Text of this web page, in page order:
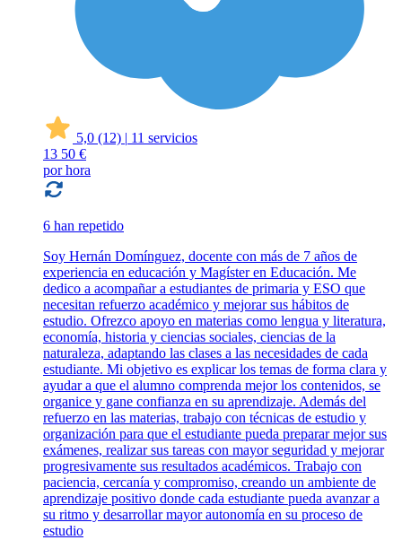
5,0 (12) | 11 servicios
13 50 €
por hora
6 han repetido
Soy Hernán Domínguez, docente con más de 7 años de
experiencia en educación y Magíster en Educación. Me
dedico a acompañar a estudiantes de primaria y ESO que
necesitan refuerzo académico y mejorar sus hábitos de
estudio. Ofrezco apoyo en materias como lengua y literatura,
economía, historia y ciencias sociales, ciencias de la
naturaleza, adaptando las clases a las necesidades de cada
estudiante. Mi objetivo es explicar los temas de forma clara y
ayudar a que el alumno comprenda mejor los contenidos, se
organice y gane confianza en su aprendizaje. Además del
refuerzo en las materias, trabajo con técnicas de estudio y
organización para que el estudiante pueda preparar mejor sus
exámenes, realizar sus tareas con mayor seguridad y mejorar
progresivamente sus resultados académicos. Trabajo con
paciencia, cercanía y compromiso, creando un ambiente de
aprendizaje positivo donde cada estudiante pueda avanzar a
su ritmo y desarrollar mayor autonomía en su proceso de
estudio